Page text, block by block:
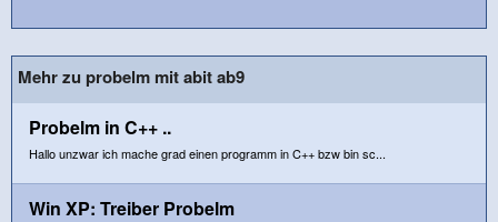
Mehr zu probelm mit abit ab9
Probelm in C++ ..
Hallo unzwar ich mache grad einen programm in C++ bzw bin sc...
Win XP: Treiber Probelm